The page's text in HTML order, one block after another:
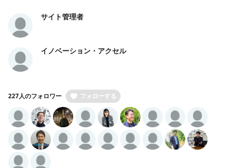
サイト管理者
イノベーション・アクセル
227人のフォロワー フォローする